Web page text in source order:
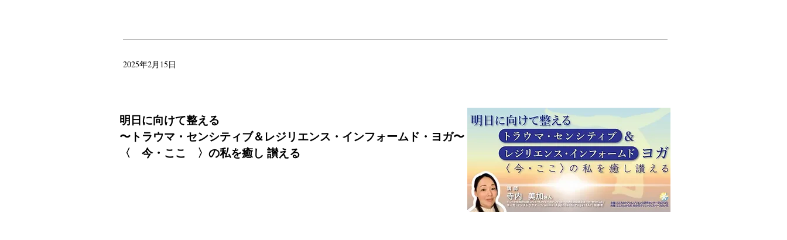
2025年2月15日
明日に向けて整える
〜トラウマ・センシティブ＆レジリエンス・インフォームド・ヨガ〜
〈 今・ここ 〉の私を癒し 讃える